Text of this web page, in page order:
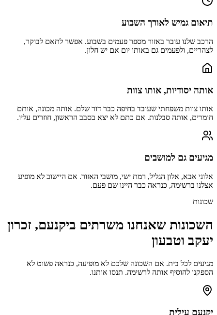
תיאום גמיש לאורך השבוע
הרכב שלנו עובר באזור מספר פעמים בשבוע. אפשר לתאם לבוקר,
לצהריים, ולפעמים גם באותו יום אם יש חלון.
אותה יסודיות, אותו צוות
אותו צוות משפחתי שעובד בחיפה כבר דור שלם. אותה מכונה, אותם
חומרים, אותה סבלנות. אם כתם לא יצא בסבב הראשון, חוזרים עליו.
מגיעים גם למושבים
אלוני אבא, אלון הגליל, רמת ישי, מושבי האזור. אם היישוב לא מופיע
אצלנו ברשימה, כנראה כבר היינו שם פעם.
שכונות
השכונות שאנחנו משרתים ביקנעם, זכרון
יעקב וטבעון
מגיעים לכל בית. אם השכונה שלכם לא מופיעה, כנראה פשוט לא
הספקנו להוסיף אותה לרשימה. תנסו אותנו.
יקנעם עילית